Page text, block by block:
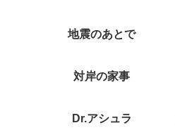
地震のあとで
対岸の家事
Dr.アシュラ